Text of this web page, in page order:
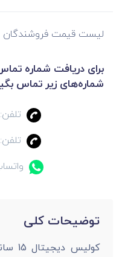
لیست قیمت فروشندگان
برای دریافت شماره
شماره‌های زیر تماس
تلفن:
تلفن:
توضیحات کلی
کولیس دیجیتال 15 سانت اینسایز مدل 1108-150